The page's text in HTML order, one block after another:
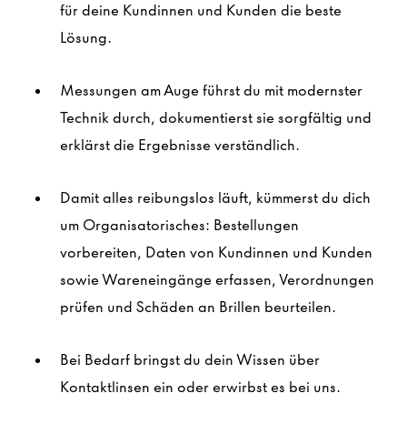
für deine Kundinnen und Kunden die beste
Lösung.
Messungen am Auge führst du mit modernster
Technik durch, dokumentierst sie sorgfältig und
erklärst die Ergebnisse verständlich.
Damit alles reibungslos läuft, kümmerst du dich
um Organisatorisches: Bestellungen
vorbereiten, Daten von Kundinnen und Kunden
sowie Wareneingänge erfassen, Verordnungen
prüfen und Schäden an Brillen beurteilen.
Bei Bedarf bringst du dein Wissen über
Kontaktlinsen ein oder erwirbst es bei uns.